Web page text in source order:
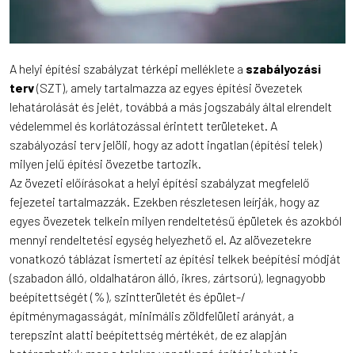
A helyi építési szabályzat térképi melléklete a szabályozási
terv(SZT), amely tartalmazza az egyes építési övezetek
lehatárolását és jelét, továbbá a más jogszabály által elrendelt
védelemmel és korlátozással érintett területeket. A
szabályozási terv jelöli, hogy az adott ingatlan (építési telek)
milyen jelű építési övezetbe tartozik.
Az övezeti előírásokat a helyi építési szabályzat megfelelő
fejezetei tartalmazzák. Ezekben részletesen leírják, hogy az
egyes övezetek telkein milyen rendeltetésű épületek és azokból
mennyi rendeltetési egység helyezhető el. Az alövezetekre
vonatkozó táblázat ismerteti az építési telkek beépítési módját
(szabadon álló, oldalhatáron álló, ikres, zártsorú), legnagyobb
beépítettségét (%), szintterületét és épület-/
építménymagasságát, minimális zöldfelületi arányát, a
terepszint alatti beépítettség mértékét, de ez alapján